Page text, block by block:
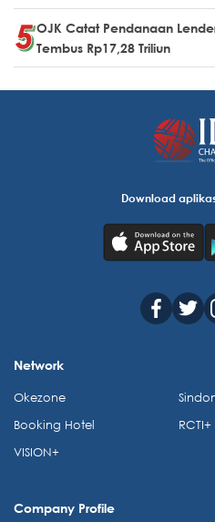
OJK Catat Pendanaan
Tembus Rp17,28 Triliun
Download
Network
Okezone
Booking Hotel
VISION+
RCTI+
Company Profile